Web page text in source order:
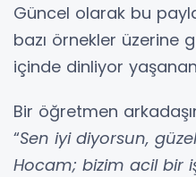
Güncel olarak bu
bazı örnekler üzerine
içinde dinliyor
Bir öğretmen
“Sen iyi diyorsun,
Hocam; bizim acil bir